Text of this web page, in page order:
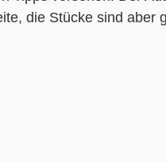
die Stücke sind aber